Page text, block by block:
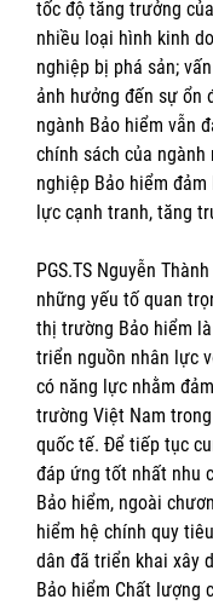
tốc độ tăng trưởng
nhiều loại hình kinh
nghiệp bị phá sản;
ảnh hưởng đến sự ổn
ngành Bảo hiểm vẫn
chính sách của ngành
nghiệp Bảo hiểm
lực cạnh tranh, tăng
PGS.TS Nguyễn
những yếu tố quan
thị trường Bảo hiểm
triển nguồn nhân lực
có năng lực nhằm
trường Việt Nam
quốc tế. Để tiếp tục
đáp ứng tốt nhất nhu
Bảo hiểm, ngoài
hiểm hệ chính quy
dân đã triển khai xây
Bảo hiểm Chất lượng